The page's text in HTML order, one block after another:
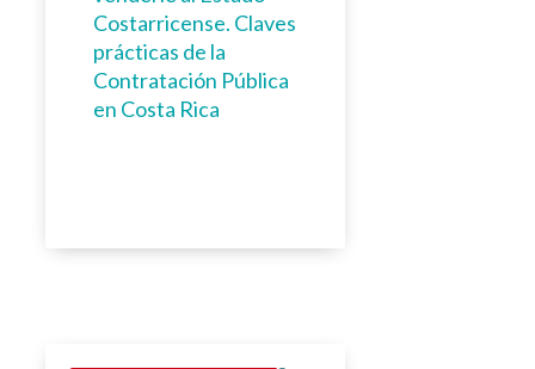
Costarricense. Claves
prácticas de la
Contratación Pública
en Costa Rica